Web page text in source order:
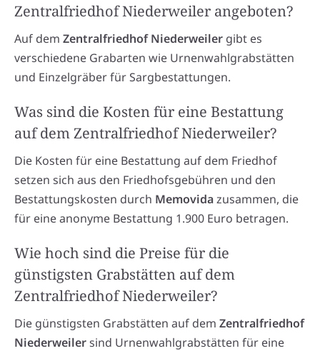
Zentralfriedhof Niederweiler angeboten?
Auf dem Zentralfriedhof Niederweiler gibt es
verschiedene Grabarten wie Urnenwahlgrabstätten
und Einzelgräber für Sargbestattungen.
Was sind die Kosten für eine Bestattung
auf dem Zentralfriedhof Niederweiler?
Die Kosten für eine Bestattung auf dem Friedhof
setzen sich aus den Friedhofsgebühren und den
Bestattungskosten durch Memovidazusammen, die
für eine anonyme Bestattung 1.900 Euro betragen.
Wie hoch sind die Preise für die
günstigsten Grabstätten auf dem
Zentralfriedhof Niederweiler?
Die günstigsten Grabstätten auf dem Zentralfriedhof
Niederweilersind Urnenwahlgrabstätten für eine